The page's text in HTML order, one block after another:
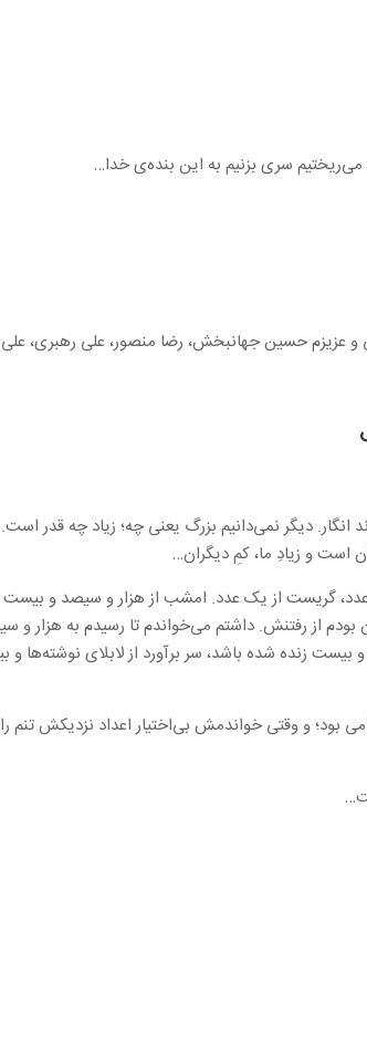
سری بزنیم به این بنده‌ی خدا…
عزیزم حسین جهانبخش، رضا منصور، علی رهبری، علی
انگار. دیگر نمی‌دانیم بزرگ یعنی چه؛ زیاد چه
است و زیادِ ما، کمِ دیگران…
گریست از یک عدد. امشب از هزار و سیصد و بیست
از رفتنش. داشتم می‌خواندم تا رسیدم به هزار
زنده شده باشد، سر برآورد از لابلای نوشته‌ها و
بود؛ و وقتی خواندمش بی‌اختیار اعداد نزدیکش